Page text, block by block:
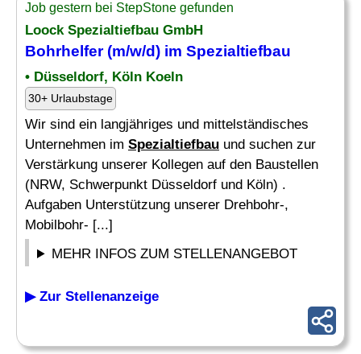
Job gestern bei StepStone gefunden
Loock Spezialtiefbau GmbH
Bohrhelfer (m/w/d) im Spezialtiefbau
• Düsseldorf, Köln Koeln
30+ Urlaubstage
Wir sind ein langjähriges und mittelständisches
Unternehmen im Spezialtiefbau und suchen zur
Verstärkung unserer Kollegen auf den Baustellen
(NRW, Schwerpunkt Düsseldorf und Köln) .
Aufgaben Unterstützung unserer Drehbohr-,
Mobilbohr- [...]
MEHR INFOS ZUM STELLENANGEBOT
▶ Zur Stellenanzeige